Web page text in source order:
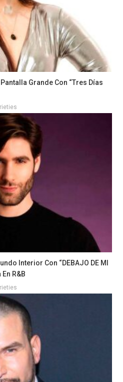
Grande Con “Tres Días
Interior Con “DEBAJO DE MI
R&B